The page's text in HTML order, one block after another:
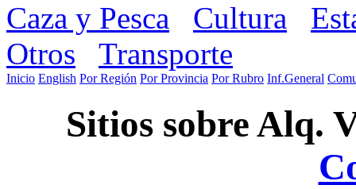
Caza y Pesca
Cultura
Otros
Transporte
Inicio English Por Región Por Provincia Por Rubro Inf.General
Sitios sobre Alq.